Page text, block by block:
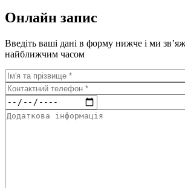
Онлайн запис
Введіть ваші дані в форму нижче і ми
найближчим часом